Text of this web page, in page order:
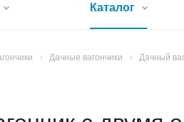
Каталог
Дачные вагончики Дачный